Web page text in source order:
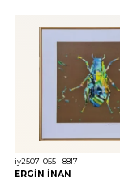
iy2507-055 - 8817
ERGİN İNAN